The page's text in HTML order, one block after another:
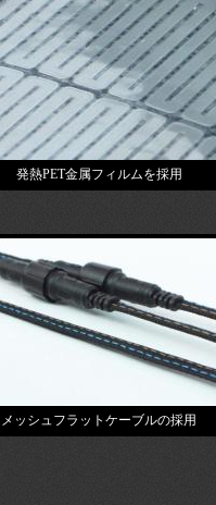
発熱PET金属フィルムを採用
メッシュフラットケーブルの採用